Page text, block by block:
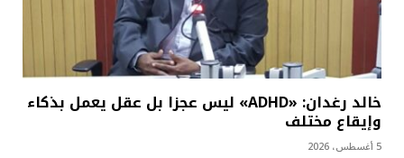
خالد رغدان: «ADHD» ليس عجزا بل عقل يعمل بذكاء
وإيقاع مختلف
5 أغسطس، 2026